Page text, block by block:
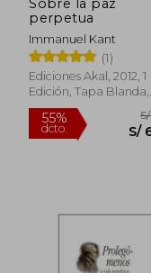
55%
perpetua
Immanuel Kant
(1)
Ediciones Akal, 2012, 1
Edición, Tapa Blanda,
Nuevo